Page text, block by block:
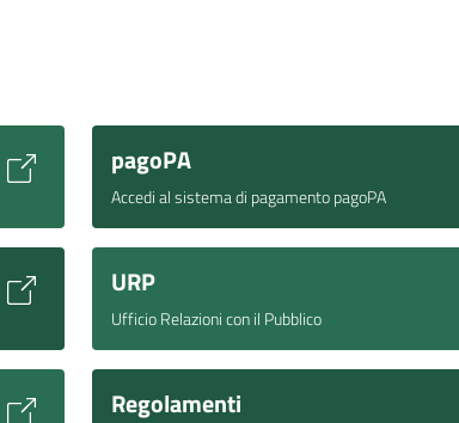
pagoPA
Accedi al sistema di pagamento pagoPA
URP
Ufficio Relazioni con il Pubblico
Regolamenti